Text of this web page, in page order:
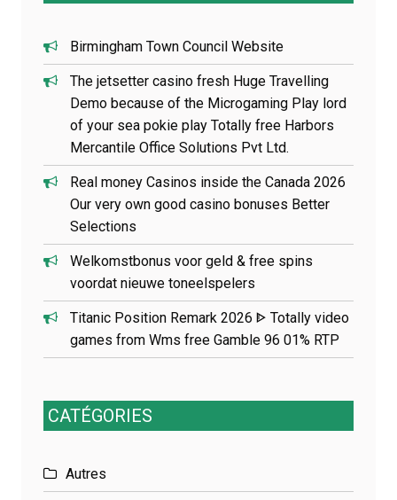
Birmingham Town Council Website
The jetsetter casino fresh Huge Travelling
Demo because of the Microgaming Play lord
of your sea pokie play Totally free Harbors
Mercantile Office Solutions Pvt Ltd.
Real money Casinos inside the Canada 2026
Our very own good casino bonuses Better
Selections
Welkomstbonus voor geld & free spins
voordat nieuwe toneelspelers
Titanic Position Remark 2026 ᐈ Totally video
games from Wms free Gamble 96 01% RTP
CATÉGORIES
Autres